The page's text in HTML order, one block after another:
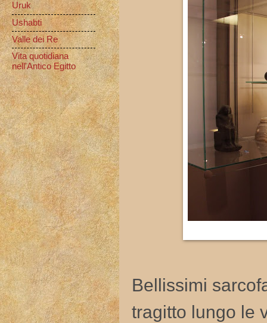
Bellissimi
tragitto lungo le
Uruk
Ushabti
Valle dei Re
Vita quotidiana
nell'Antico Egitto